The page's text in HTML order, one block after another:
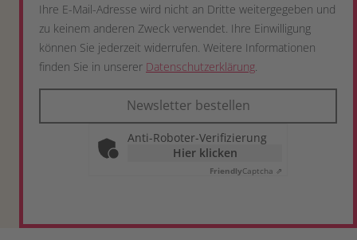
Ihre E-Mail-Adresse wird nicht an Dritte weitergegeben und
zu keinem anderen Zweck verwendet. Ihre Einwilligung
können Sie jederzeit widerrufen. Weitere Informationen
finden Sie in unserer Datenschutzerklärung.
Newsletter bestellen
Anti-Roboter-Verifizierung
Hier klicken
FriendlyCaptcha ⇗